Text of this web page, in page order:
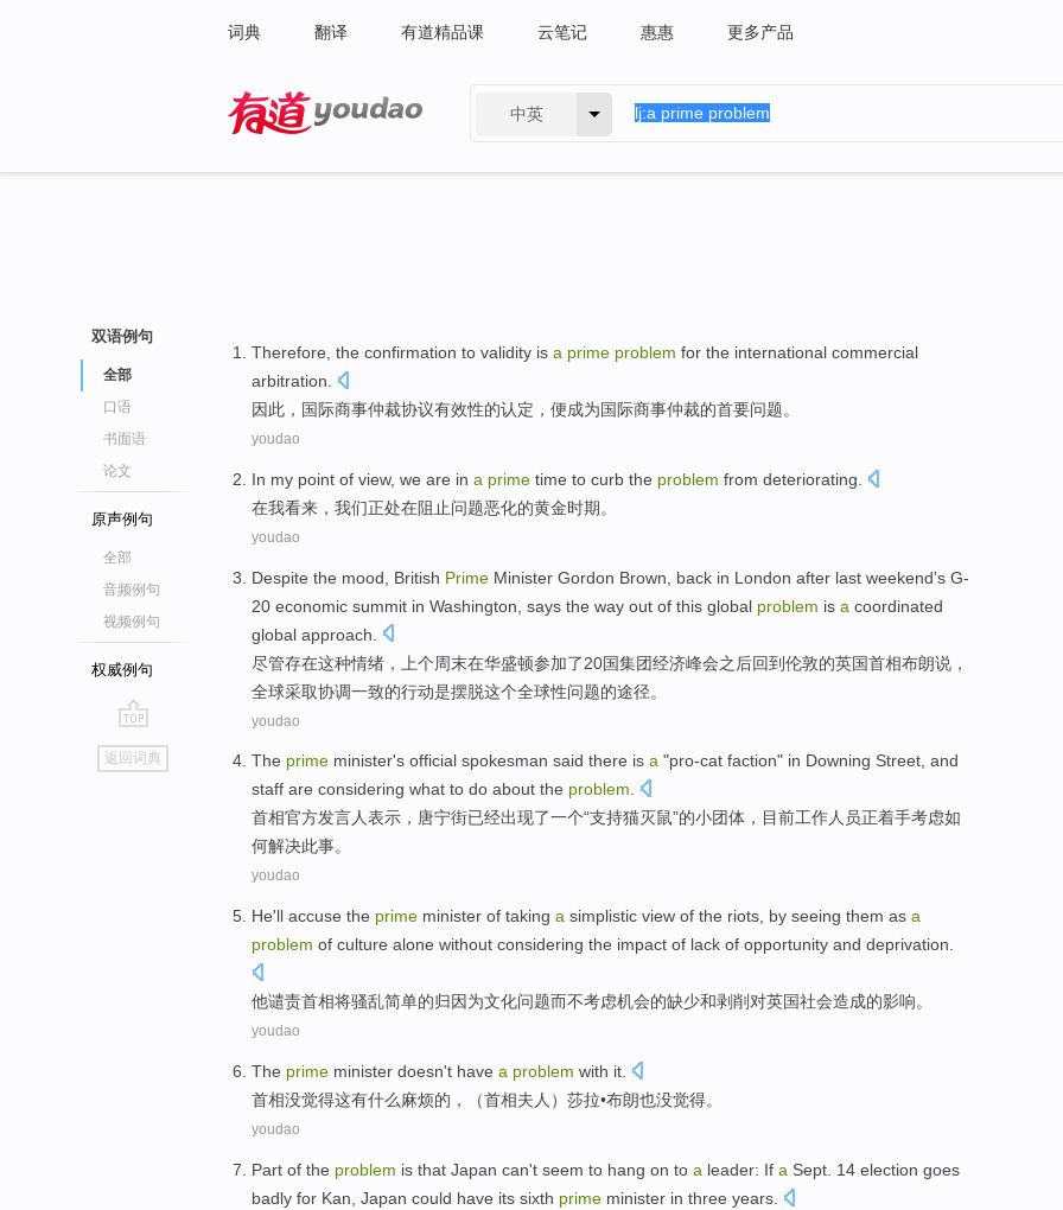
词典 翻译 有道精品课 云笔记 惠惠 更多产品
中英
双语例句
全部
口语
书面语
论文
原声例句
全部
音频例句
视频例句
权威例句
go
top
返回词典
Therefore , the confirmation to validity is a prime problem for the international commercial
arbitration
因此 ， 国际商事仲裁协议有效性的认定 ，便成为国际商事仲裁的首要问题。
youdao
In my point of view, we are in a prime time to curb the problem from deteriorating
在我看来 ， 我们正处在阻止问题恶化的黄金时期。
youdao
Despite the mood British Prime Minister Gordon Brown back in London after last weekend's G-
20 economic summit in Washington says the way out of this global problem is a coordinated
global approach
尽管存在这种情绪 ， 上个周末在华盛顿参加了20国集团经济峰会之后回到伦敦的英国首相布朗说 ，
全球采取协调一致的行动是摆脱这个全球性问题的途径。
youdao
The prime minister's official spokesman said there is a "pro-cat faction" in Downing Street, and
staff are considering what to do about the problem.
首相官方发言人表示 ， 唐宁街已经出现了一个“支持猫灭鼠”的小团体，目前工作人员正着手考虑如
何解决此事。
youdao
He'll accuse the prime minister of taking a simplistic view of the riots, by seeing them as a
problem of culture alone without considering the impact of lack of opportunity and deprivation
他谴责首相将骚乱简单的归因为文化问题而不考虑机会的缺少和剥削 对英国社会造成的影响。
youdao
The prime minister doesn't have a problem with it.
首相没觉得这有什么麻烦的，（首相夫人）莎拉•布朗也没觉得。
youdao
Part of the problem is that Japan can't seem to hang on to a leader: If a Sept. 14 election goes
badly for Kan Japan could have its sixth prime minister in three years